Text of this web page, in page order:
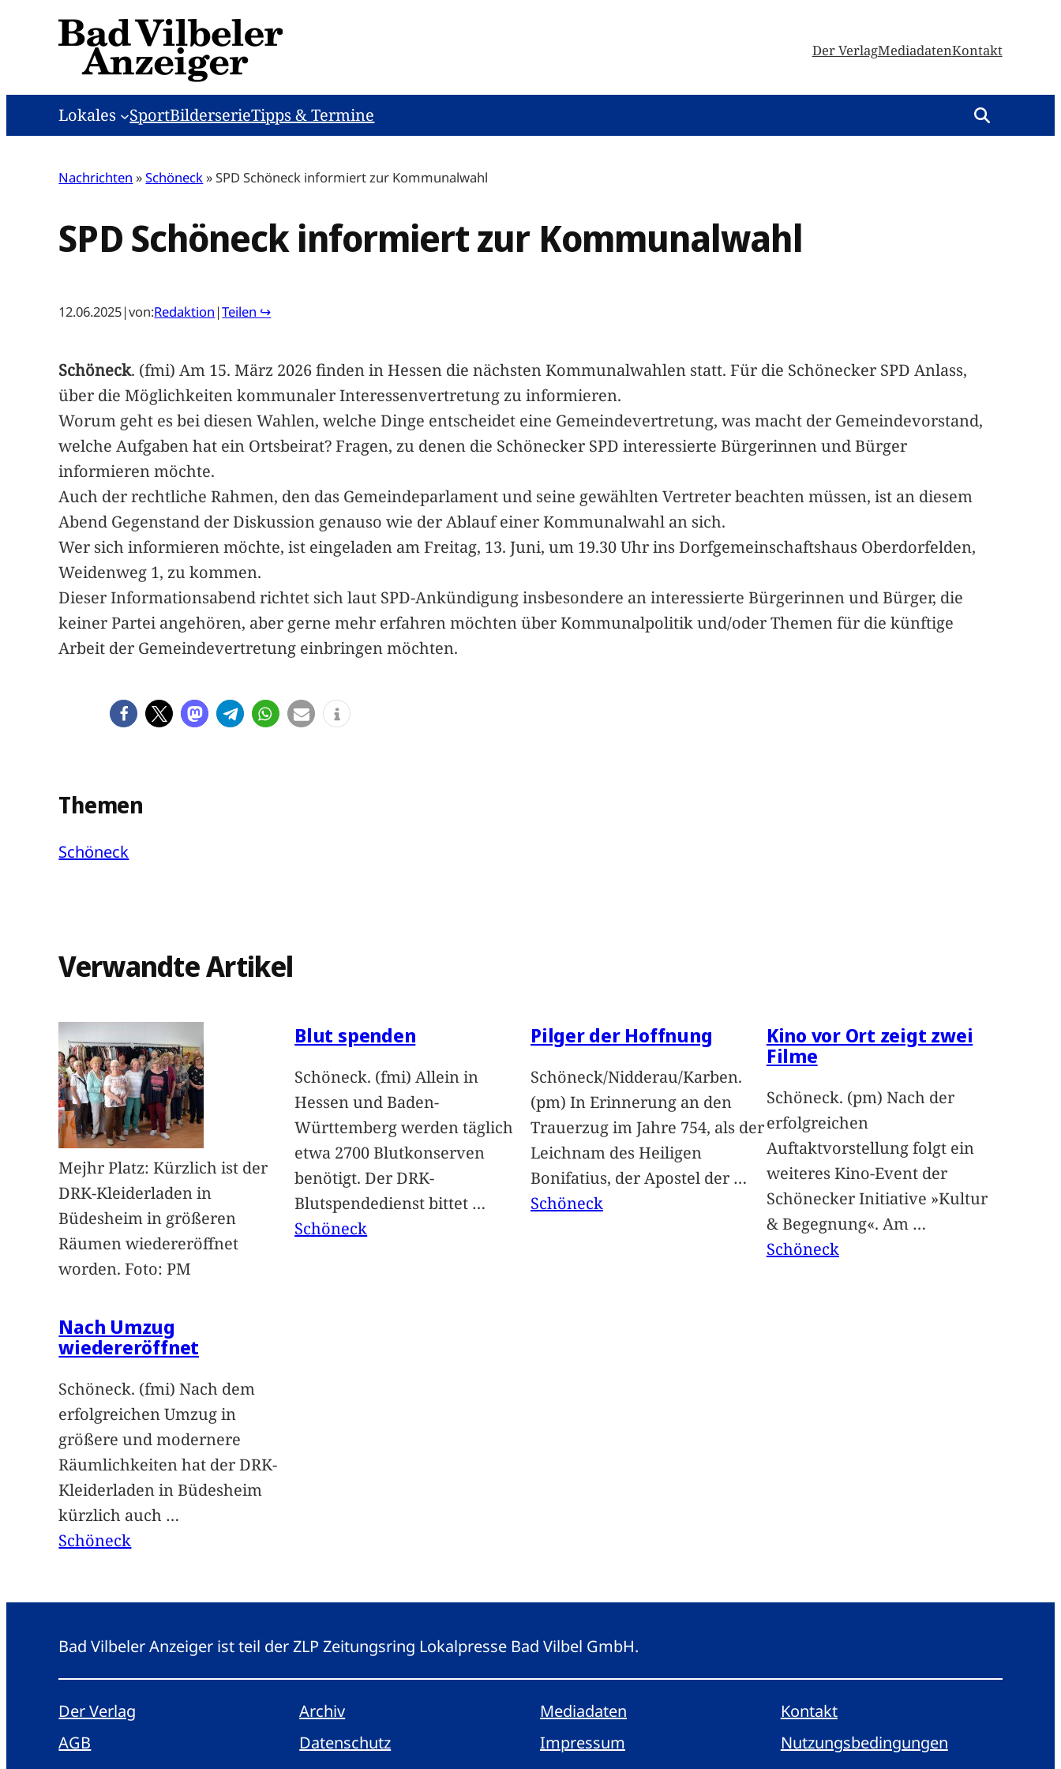
Der VerlagMediadatenKontakt
Lokales SportBilderserieTipps & Termine
Nachrichten »Schöneck»SPD Schöneck informiert zur Kommunalwahl
SPD Schöneck informiert zur Kommunalwahl
12.06.2025|von:Redaktion |Teilen ↪
Schöneck. (fmi) Am 15. März 2026 finden in Hessen die nächsten Kommunalwahlen statt. Für die Schönecker SPD Anlass,
über die Möglichkeiten kommunaler Interessenvertretung zu informieren.
Worum geht es bei diesen Wahlen, welche Dinge entscheidet eine Gemeindevertretung, was macht der Gemeindevorstand,
welche Aufgaben hat ein Ortsbeirat? Fragen, zu denen die Schönecker SPD interessierte Bürgerinnen und Bürger
informieren möchte.
Auch der rechtliche Rahmen, den das Gemeindeparlament und seine gewählten Vertreter beachten müssen, ist an diesem
Abend Gegenstand der Diskussion genauso wie der Ablauf einer Kommunalwahl an sich.
Wer sich informieren möchte, ist eingeladen am Freitag, 13. Juni, um 19.30 Uhr ins Dorfgemeinschaftshaus Oberdorfelden,
Weidenweg 1, zu kommen.
Dieser Informationsabend richtet sich laut SPD-Ankündigung insbesondere an interessierte Bürgerinnen und Bürger, die
keiner Partei angehören, aber gerne mehr erfahren möchten über Kommunalpolitik und/oder Themen für die künftige
Arbeit der Gemeindevertretung einbringen möchten.
Themen
Schöneck
Verwandte Artikel
Mejhr Platz: Kürzlich ist der
DRK-Kleiderladen in
Büdesheim in größeren
Räumen wiedereröffnet
worden. Foto: PM
Nach Umzug
wiedereröffnet
Schöneck. (fmi) Nach dem
erfolgreichen Umzug in
größere und modernere
Räumlichkeiten hat der DRK-
Kleiderladen in Büdesheim
kürzlich auch …
Schöneck
Blut spenden
Schöneck. (fmi) Allein in
Hessen und Baden-
Württemberg werden täglich
etwa 2700 Blutkonserven
benötigt. Der DRK-
Blutspendedienst bittet …
Schöneck
Pilger der Hoffnung
Schöneck/Nidderau/Karben.
(pm) In Erinnerung an den
Trauerzug im Jahre 754, als der
Leichnam des Heiligen
Bonifatius, der Apostel der …
Schöneck
Kino vor Ort zeigt zwei
Filme
Schöneck. (pm) Nach der
erfolgreichen
Auftaktvorstellung folgt ein
weiteres Kino-Event der
Schönecker Initiative »Kultur
& Begegnung«. Am …
Schöneck
Bad Vilbeler Anzeiger ist teil der ZLP Zeitungsring Lokalpresse Bad Vilbel GmbH.
Der Verlag Archiv Mediadaten
Kontakt
AGB
Datenschutz Impressum Nutzungsbedingungen